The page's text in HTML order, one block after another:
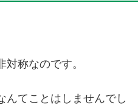
称なのです。
んてことはしませんでし